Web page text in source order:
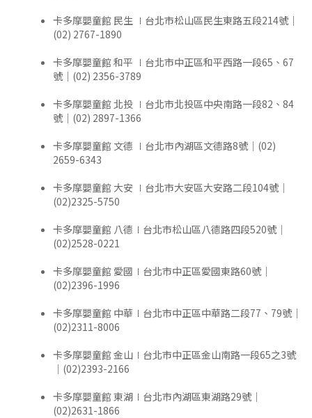
卡多摩嬰童館 民生 ∣台北市松山區民生東路五段214號｜
(02) 2767-1890
卡多摩嬰童館 和平 ∣台北市中正區和平西路一段65、67
號｜(02) 2356-3789
卡多摩嬰童館 北投 ∣台北市北投區中央南路一段82、84
號｜(02) 2897-1366
卡多摩嬰童館 文德 ∣台北市內湖區文德路8號｜(02)
2659-6343
卡多摩嬰童館 大安 ∣台北市大安區大安路二段104號｜
(02)2325-5750
卡多摩嬰童館 八德∣台北市松山區八德路四段520號｜
(02)2528-0221
卡多摩嬰童館 愛國∣台北市中正區愛國東路60號｜
(02)2396-1996
卡多摩嬰童館 中華∣台北市中正區中華路二段77、79號｜
(02)2311-8006
卡多摩嬰童館 金山∣台北市中正區金山南路一段65之3號
｜(02)2393-2166
卡多摩嬰童館 東湖∣台北市內湖區東湖路29號｜
(02)2631-1866